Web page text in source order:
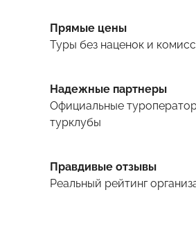
Прямые цены
Туры без наценок и
Надежные партнеры
Официальные
турклубы
Правдивые отзывы
Реальный рейтинг